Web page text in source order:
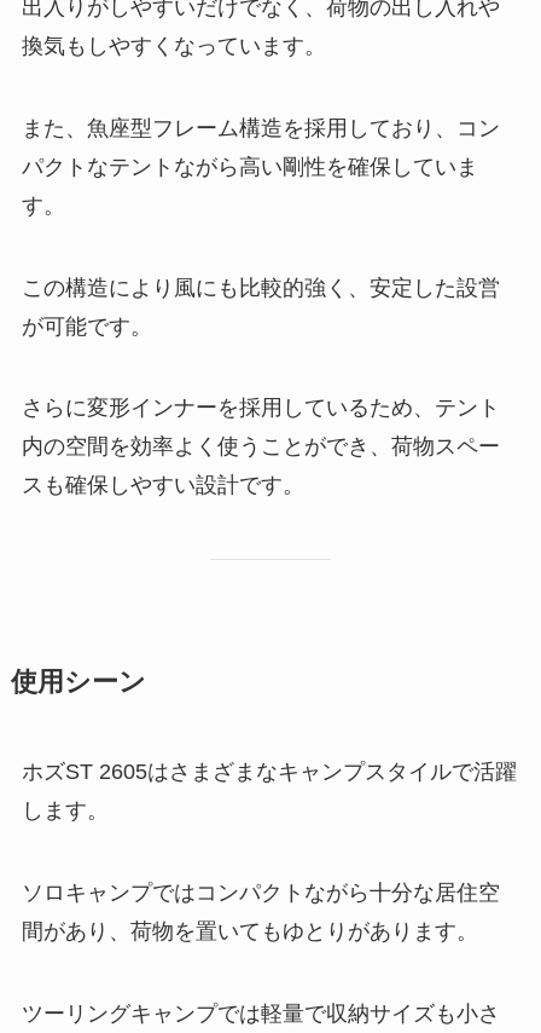
出入りがしやすいだけでなく、荷物の出し入れや
換気もしやすくなっています。
また、魚座型フレーム構造を採用しており、コン
パクトなテントながら高い剛性を確保していま
す。
この構造により風にも比較的強く、安定した設営
が可能です。
さらに変形インナーを採用しているため、テント
内の空間を効率よく使うことができ、荷物スペー
スも確保しやすい設計です。
使用シーン
ホズST 2605はさまざまなキャンプスタイルで活躍
します。
ソロキャンプではコンパクトながら十分な居住空
間があり、荷物を置いてもゆとりがあります。
ツーリングキャンプでは軽量で収納サイズも小さ